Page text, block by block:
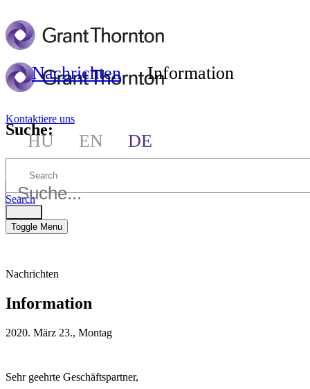
Kontaktiere uns
HU EN DE
Search
Toggle Menu
Nachrichten Information
Suche:
Search
Nachrichten
Information
2020. März 23., Montag
Sehr geehrte Geschäftspartner,